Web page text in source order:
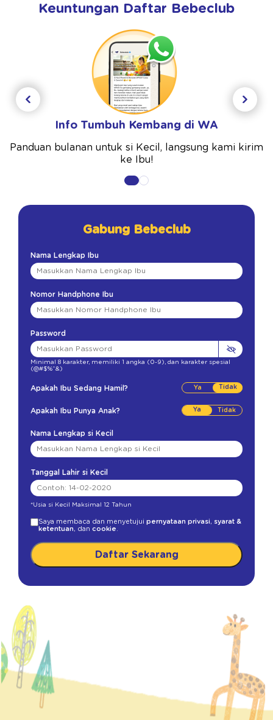
Keuntungan Daftar Bebeclub
Info Tumbuh Kembang di WA
Panduan bulanan untuk si Kecil, langsung kami kirim
ke Ibu!
Gabung Bebeclub
Nama Lengkap Ibu
Nomor Handphone Ibu
Password
Minimal 8 karakter, memiliki 1 angka (0-9) , dan karakter spesial
(@#$%^&)
Apakah Ibu Sedang Hamil? Tidak
Apakah Ibu Punya Anak? Ya
Nama Lengkap si Kecil
Tanggal Lahir si Kecil
*Usia si Kecil Maksimal 12 Tahun
Saya membaca dan menyetujui pernyataan privasi, syarat &
ketentuan, dan cookie
Daftar Sekarang